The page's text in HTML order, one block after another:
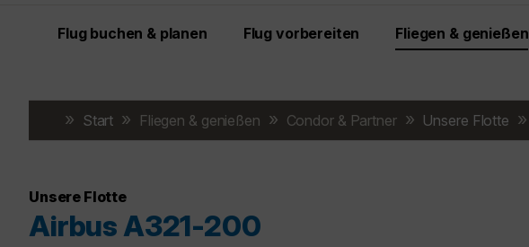
Flug buchen & planen Flug vorbereiten Fliegen & genießen
Start Fliegen & genießen Condor & Partner Unsere Flotte
Unsere Flotte
Airbus A321-200